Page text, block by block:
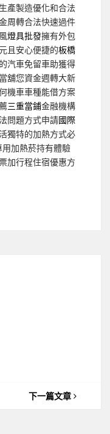
產製造優化和合法
周轉合法快速過件
燈具批發擁有外包
且安心便捷的板橋
汽車免留車助獲得
舖您資金週轉大新
機車車種能借方案
三重當鋪金融機構
問題方式申請國際
獨特的加熱方式必
加熱菸持有體驗
加行程住宿優惠方
下一篇文章